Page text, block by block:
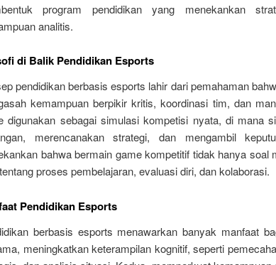
program pendidikan yang menekankan
analitis.
di Balik Pendidikan Esports
pendidikan berbasis esports lahir dari pemahaman
kemampuan berpikir kritis, koordinasi tim, dan
digunakan sebagai simulasi kompetisi nyata, di mana
merencanakan strategi, dan mengambil
bahwa bermain game kompetitif tidak hanya soal
proses pembelajaran, evaluasi diri, dan kolaborasi.
Pendidikan Esports
berbasis esports menawarkan banyak manfaat
meningkatkan keterampilan kognitif, seperti